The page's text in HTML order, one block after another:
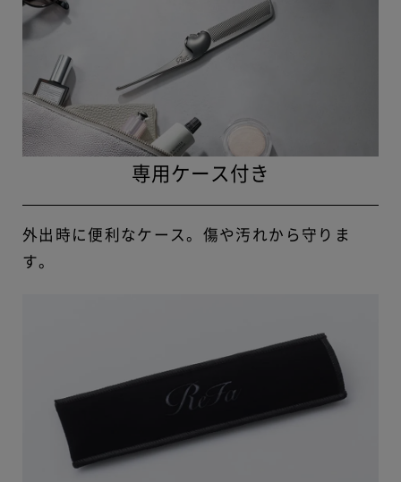
専用ケース付き
外出時に便利なケース。傷や汚れから守りま
す。